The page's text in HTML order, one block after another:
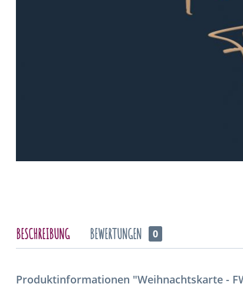
BESCHREIBUNG BEWERTUNGEN 0
Produktinformationen "Weihnachtskarte -